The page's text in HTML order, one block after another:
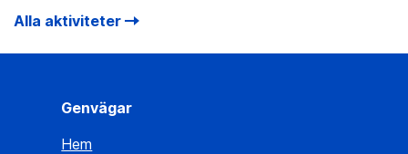
Alla aktiviteter
Genvägar
Hem